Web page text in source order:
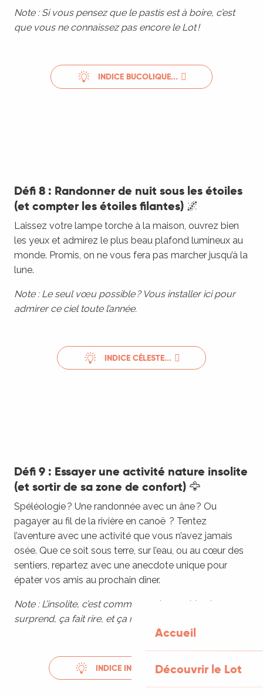
Accueil
Découvrir le Lot
Note : Si vous pensez que le pastis est à boire, c’est
que vous ne connaissez pas encore le Lot !
INDICE BUCOLIQUE...
Défi 8 : Randonner de nuit sous les étoiles
(et compter les étoiles filantes) 🌌
Laissez votre lampe torche à la maison, ouvrez bien
les yeux et admirez le plus beau plafond lumineux au
monde. Promis, on ne vous fera pas marcher jusqu’à la
lune.
Note : Le seul vœu possible ? Vous installer ici pour
admirer ce ciel toute l’année.
INDICE CÉLESTE...
Défi 9 : Essayer une activité nature insolite
(et sortir de sa zone de confort) 🦅
Spéléologie ? Une randonnée avec un âne ? Ou
pagayer au fil de la rivière en canoë ? Tentez
l’aventure avec une activité que vous n’avez jamais
osée. Que ce soit sous terre, sur l’eau, ou au cœur des
sentiers, repartez avec une anecdote unique pour
épater vos amis au prochain dîner.
Note : L’insolite, c’est comme une bonne histoire : ça
surprend, ça fait rire, et ça reste gravé !
INDICE INSPIRATION...